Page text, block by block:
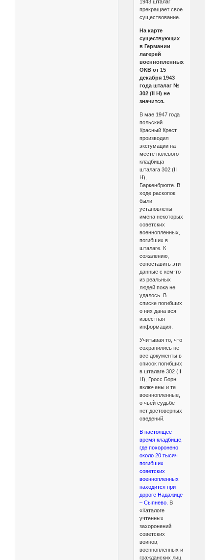
1943 шталаг
прекращает свое
существование.
На карте
существующих
в Германии
лагерей
военнопленных
ОКВ от 15
декабря 1943
года шталаг №
302 (II H) не
значится.
В мае 1947 года
польский
Красный Крест
производил
эксгумации на
месте полевого
кладбища
шталага 302 (II
H),
Баркенбрюгге. В
ходе раскопок
были
установлены
имена некоторых
советских
военнопленных,
погибших в
шталаге. К
сожалению,
сопоставить эти
данные с кем-то
из реальных
людей пока не
удалось. В
списке погибших
о них дана вся
известная
информация.
Учитывая то, что
сохранились не
все документы в
список погибших
в шталаге 302 (II
H), Гросс Борн
включены и те
военнопленные,
о чьей судьбе
нет достоверных
сведений.
В настоящее
время кладбище,
где похоронено
около 20 тысяч
погибших
советских
военнопленных
находится при
дороге Надажице
– Сыпнево. В
«Каталоге
учтенных
захоронений
советских
воинов,
военнопленных и
гражданских лиц,